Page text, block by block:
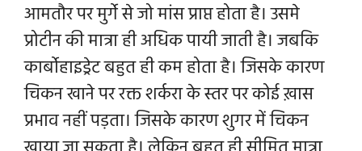
आमतौर पर मुर्गे से जो मांस प्राप्त होता है। उसमे
प्रोटीन की मात्रा ही अधिक पायी जाती है। जबकि
कार्बोहाइड्रेट बहुत ही कम होता है। जिसके कारण
चिकन खाने पर रक्त शर्करा के स्तर पर कोई ख़ास
प्रभाव नहीं पड़ता। जिसके कारण शुगर में चिकन